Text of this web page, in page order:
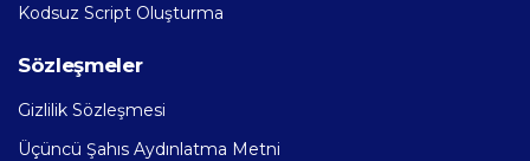
Kodsuz Script Oluşturma
Sözleşmeler
Gizlilik Sözleşmesi
Üçüncü Şahıs Aydınlatma Metni